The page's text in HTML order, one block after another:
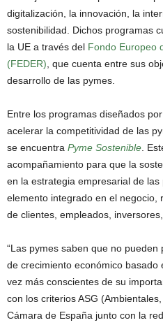
digitalización, la innovación, la
sostenibilidad. Dichos programas
la UE a través del Fondo Europeo
(FEDER) , que cuenta entre sus
desarrollo de las pymes.
Entre los programas diseñados
acelerar la competitividad de las
se encuentra Pyme Sostenible .
acompañamiento para que la
en la estrategia empresarial de
elemento integrado en el negocio,
de clientes, empleados,
“Las pymes saben que no
de crecimiento económico basado
vez más conscientes de su
con los criterios ASG
Cámara de España junto con la